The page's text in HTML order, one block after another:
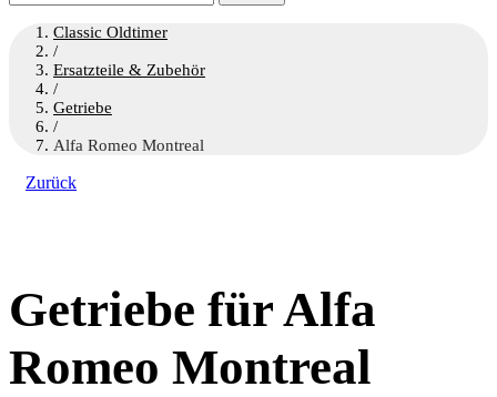
nach:
Classic Oldtimer
/
Ersatzteile & Zubehör
/
Getriebe
/
Alfa Romeo Montreal
Zurück
Getriebe für Alfa
Romeo Montreal